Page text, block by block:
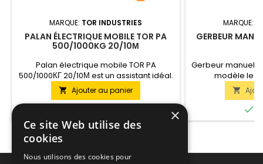
MARQUE: TOR INDUSTRIES
PALAN ÉLECTRIQUE MOBILE TOR PA
500/1000KG 20/10М
Palan électrique mobile TOR PA
500/1000КГ 20/10М est un assistant idéal.
Mini palan alimenté par AC 220 V. Cette
version soulève des charges pesant
jusqu'à 500 kg à une hauteur allant
jusqu'à 12 mètres. Si vous avez besoin de
plus, le kit comprend une poulie mouflée
grâce à laquelle vous pouvez
jusqu'à 1000 kg.
 Ajouter au panier
MARQUE:
GERBEUR
Gerbeur manuel
modèle le
recommandé
moyenne et
Cette version
pesant 1 tonne


×
Ce site Web utilise des
cookies
Nous utilisons des cookies pour